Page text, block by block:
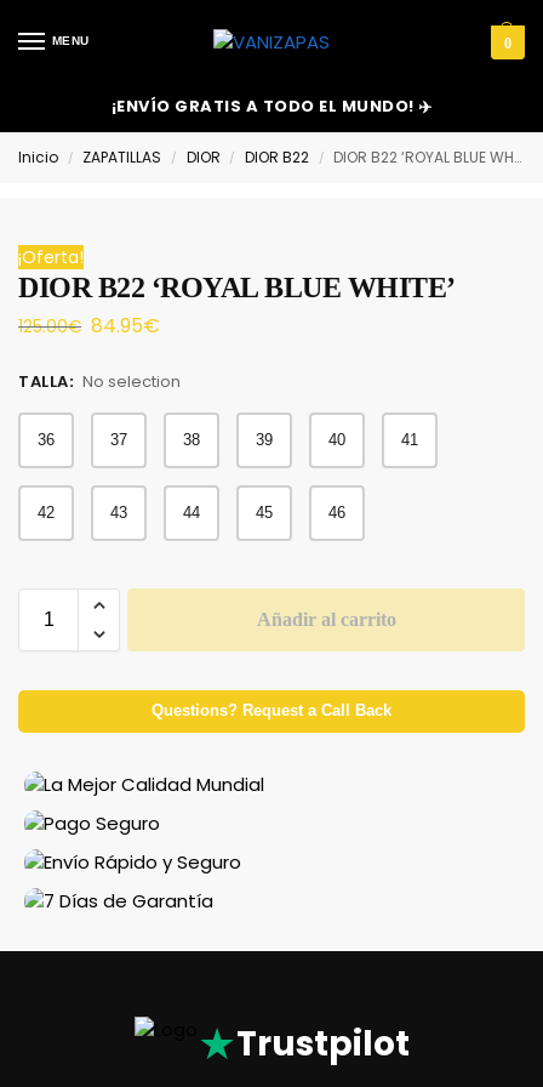
MENU 0
¡ENVÍO GRATIS A TODO EL MUNDO! ✈️
Inicio / ZAPATILLAS / DIOR / DIOR B22 / DIOR B22 ‘ROYAL BLUE WHITE’
¡Oferta!
DIOR B22 ‘ROYAL BLUE WHITE’
125.00€ 84.95€
TALLA: No selection
36 37 38 39 40 41
42 43 44 45 46
Añadir al carrito
Questions? Request a Call Back
★Trustpilot